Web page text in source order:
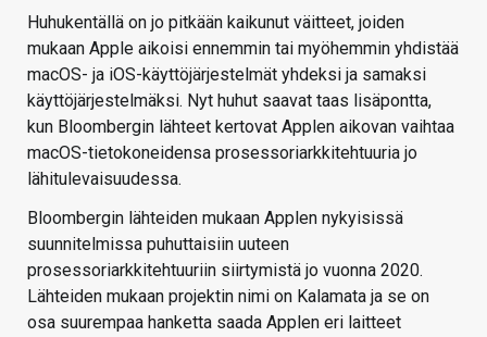
Huhukentällä on jo pitkään kaikunut väitteet, joiden
mukaan Apple aikoisi ennemmin tai myöhemmin yhdistää
macOS- ja iOS-käyttöjärjestelmät yhdeksi ja samaksi
käyttöjärjestelmäksi. Nyt huhut saavat taas lisäpontta,
kun Bloombergin lähteet kertovat Applen aikovan vaihtaa
macOS-tietokoneidensa prosessoriarkkitehtuuria jo
lähitulevaisuudessa.
Bloombergin lähteiden mukaan Applen nykyisissä
suunnitelmissa puhuttaisiin uuteen
prosessoriarkkitehtuuriin siirtymistä jo vuonna 2020.
Lähteiden mukaan projektin nimi on Kalamata ja se on
osa suurempaa hanketta saada Applen eri laitteet